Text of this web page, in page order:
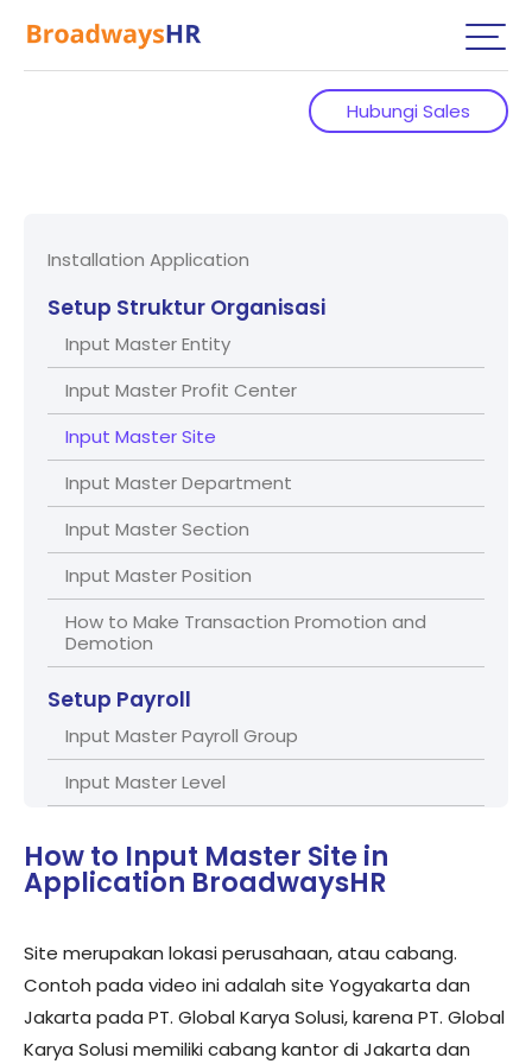
Hubungi Sales
Installation Application
Setup Struktur Organisasi
Input Master Entity
Input Master Profit Center
Input Master Site
Input Master Department
Input Master Section
Input Master Position
How to Make Transaction Promotion and
Demotion
Setup Payroll
Input Master Payroll Group
Input Master Level
Input Master Grade
Input Master Employee
Setup Compensation and Benefit
How to Input Master Site in
Application BroadwaysHR
Site merupakan lokasi perusahaan, atau cabang.
Contoh pada video ini adalah site Yogyakarta dan
Jakarta pada PT. Global Karya Solusi, karena PT. Global
Karya Solusi memiliki cabang kantor di Jakarta dan